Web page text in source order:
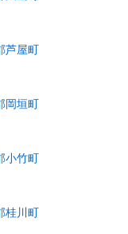
芦屋町
岡垣町
小竹町
桂川町